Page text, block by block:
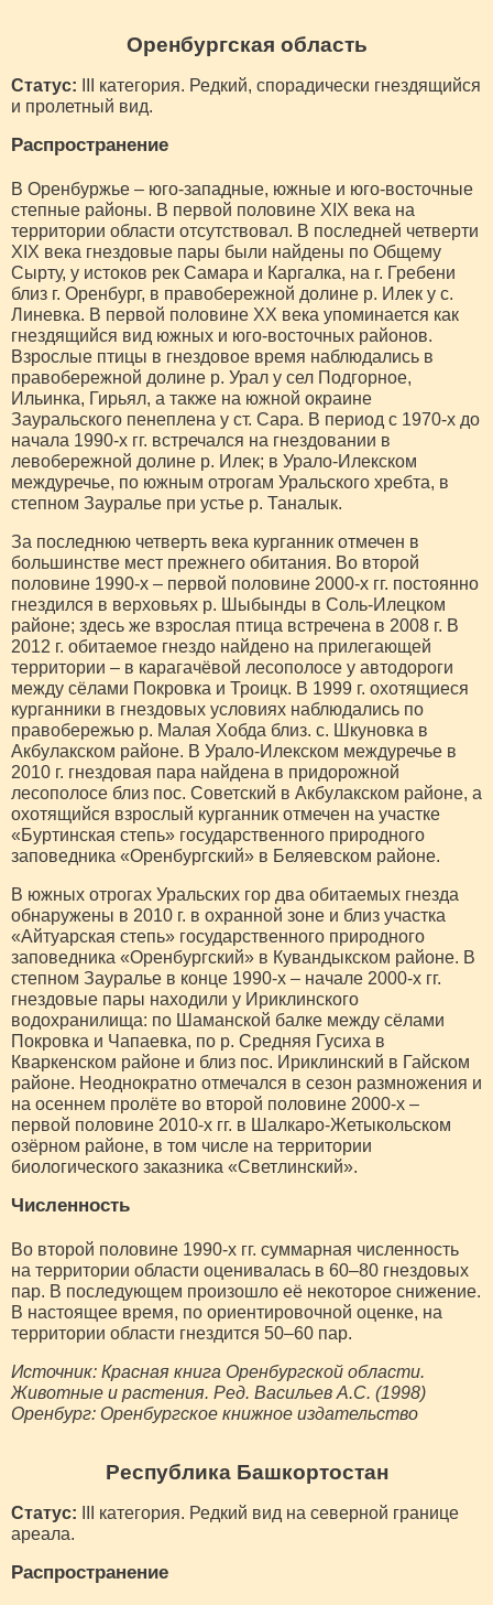
Оренбургская область
Статус: III категория. Редкий, спорадически гнездящийся
и пролетный вид.
Распространение
В Оренбуржье – юго-западные, южные и юго-восточные
степные районы. В первой половине XIX века на
территории области отсутствовал. В последней четверти
XIX века гнездовые пары были найдены по Общему
Сырту, у истоков рек Самара и Каргалка, на г. Гребени
близ г. Оренбург, в правобережной долине р. Илек у с.
Линевка. В первой половине XX века упоминается как
гнездящийся вид южных и юго-восточных районов.
Взрослые птицы в гнездовое время наблюдались в
правобережной долине р. Урал у сел Подгорное,
Ильинка, Гирьял, а также на южной окраине
Зауральского пенеплена у ст. Сара. В период с 1970-х до
начала 1990-х гг. встречался на гнездовании в
левобережной долине р. Илек; в Урало-Илекском
междуречье, по южным отрогам Уральского хребта, в
степном Зауралье при устье р. Таналык.
За последнюю четверть века курганник отмечен в
большинстве мест прежнего обитания. Во второй
половине 1990-х – первой половине 2000-х гг. постоянно
гнездился в верховьях р. Шыбынды в Соль-Илецком
районе; здесь же взрослая птица встречена в 2008 г. В
2012 г. обитаемое гнездо найдено на прилегающей
территории – в карагачёвой лесополосе у автодороги
между сёлами Покровка и Троицк. В 1999 г. охотящиеся
курганники в гнездовых условиях наблюдались по
правобережью р. Малая Хобда близ. с. Шкуновка в
Акбулакском районе. В Урало-Илекском междуречье в
2010 г. гнездовая пара найдена в придорожной
лесополосе близ пос. Советский в Акбулакском районе, а
охотящийся взрослый курганник отмечен на участке
«Буртинская степь» государственного природного
заповедника «Оренбургский» в Беляевском районе.
В южных отрогах Уральских гор два обитаемых гнезда
обнаружены в 2010 г. в охранной зоне и близ участка
«Айтуарская степь» государственного природного
заповедника «Оренбургский» в Кувандыкском районе. В
степном Зауралье в конце 1990-х – начале 2000-х гг.
гнездовые пары находили у Ириклинского
водохранилища: по Шаманской балке между сёлами
Покровка и Чапаевка, по р. Средняя Гусиха в
Кваркенском районе и близ пос. Ириклинский в Гайском
районе. Неоднократно отмечался в сезон размножения и
на осеннем пролёте во второй половине 2000-х –
первой половине 2010-х гг. в Шалкаро-Жетыкольском
озёрном районе, в том числе на территории
биологического заказника «Светлинский».
Численность
Во второй половине 1990-х гг. суммарная численность
на территории области оценивалась в 60–80 гнездовых
пар. В последующем произошло её некоторое снижение.
В настоящее время, по ориентировочной оценке, на
территории области гнездится 50–60 пар.
Источник: Красная книга Оренбургской области.
Животные и растения. Ред. Васильев А.С. (1998)
Оренбург: Оренбургское книжное издательство
Республика Башкортостан
Статус: III категория. Редкий вид на северной границе
ареала.
Распространение